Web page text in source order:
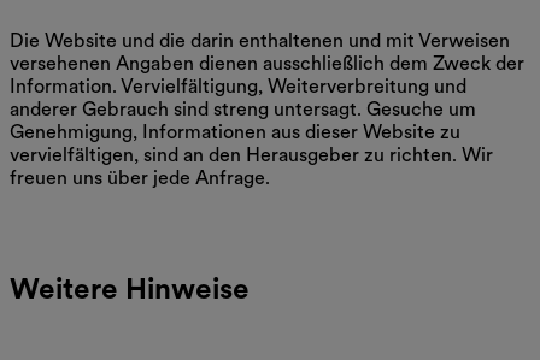
Die Website und die darin enthaltenen und mit Verweisen
versehenen Angaben dienen ausschließlich dem Zweck der
Information. Vervielfältigung, Weiterverbreitung und
anderer Gebrauch sind streng untersagt. Gesuche um
Genehmigung, Informationen aus dieser Website zu
vervielfältigen, sind an den Herausgeber zu richten. Wir
freuen uns über jede Anfrage.
Weitere Hinweise